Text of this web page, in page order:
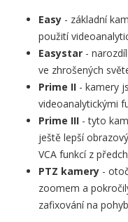
Easy - základní
použití
Easystar -
ve zhrošených
Prime II - kamery
videoanalytickými
Prime III - tyto
ještě lepší
VCA funkcí z
PTZ kamery -
zoomem a
zafixování na